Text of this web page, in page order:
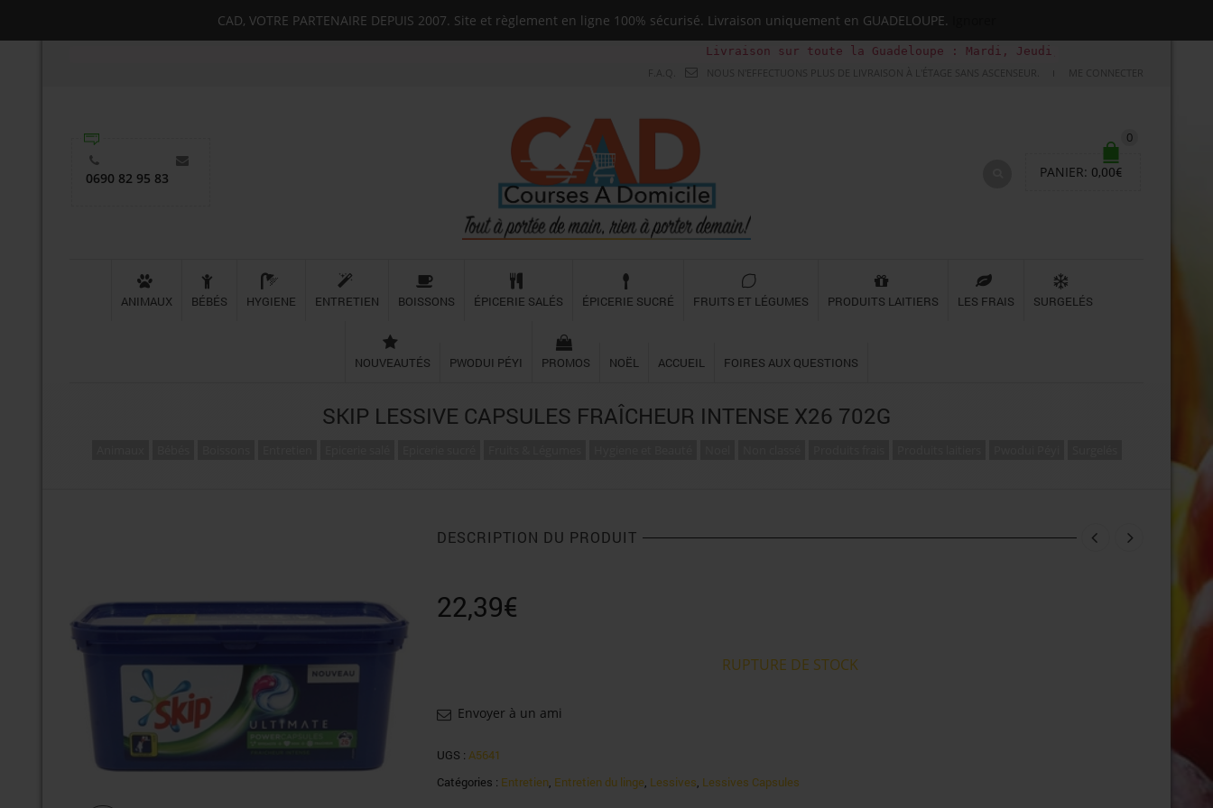
Livraison sur toute la Guadeloupe : Mardi, Jeudi, Samedi (Basse-terre uniquement
NOUS N'EFFECTUONS PLUS DE LIVRAISON À L'ÉTAGE SANS ASCENSEUR.
ME CONNECTER
F.A.Q.
0690 82 95 83
0
PANIER: 0,00€
ANIMAUX BÉBÉS HYGIENE ENTRETIEN BOISSONS ÉPICERIE SALÉS ÉPICERIE SUCRÉ FRUITS ET LÉGUMES PRODUITS LAITIERS LES FRAIS SURGELÉS
NOUVEAUTÉS PWODUI PÉYI PROMOS NOËL ACCUEIL FOIRES AUX QUESTIONS
SKIP LESSIVE CAPSULES FRAÎCHEUR INTENSE X26 702G
DESCRIPTION DU PRODUIT
22,39€
RUPTURE DE STOCK
Envoyer à un ami
UGS : A5641
Catégories : Entretien, Entretien du linge, Lessives, Lessives Capsules
CAD, VOTRE PARTENAIRE DEPUIS 2007. Site et règlement en ligne 100% sécurisé. Livraison uniquement en GUADELOUPE.